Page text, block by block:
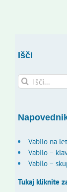
Išči
Search
for:
Vabilo na
Vabilo –
Vabilo –
Tukaj kliknite